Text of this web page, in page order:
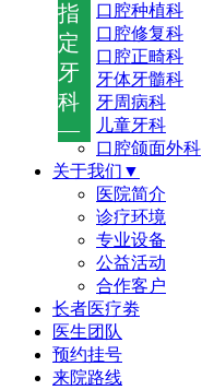
指
定
牙
科
—
口腔种植科
口腔修复科
口腔正畸科
牙体牙髓科
牙周病科
儿童牙科
口腔颌面外科
关于我们▼
医院简介
诊疗环境
专业设备
公益活动
合作客户
长者医疗劵
医生团队
预约挂号
来院路线